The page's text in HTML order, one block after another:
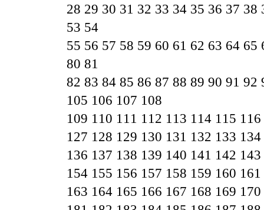
28 29 30 31 32 33 34 35 36 37 38
53 54
55 56 57 58 59 60 61 62 63 64 65
80 81
82 83 84 85 86 87 88 89 90 91 92
105 106 107 108
109 110 111 112 113 114 115 116
127 128 129 130 131 132 133 134
136 137 138 139 140 141 142 143
154 155 156 157 158 159 160 161
163 164 165 166 167 168 169 170